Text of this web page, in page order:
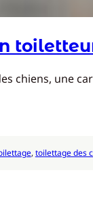
chiens, une
, toilettage des